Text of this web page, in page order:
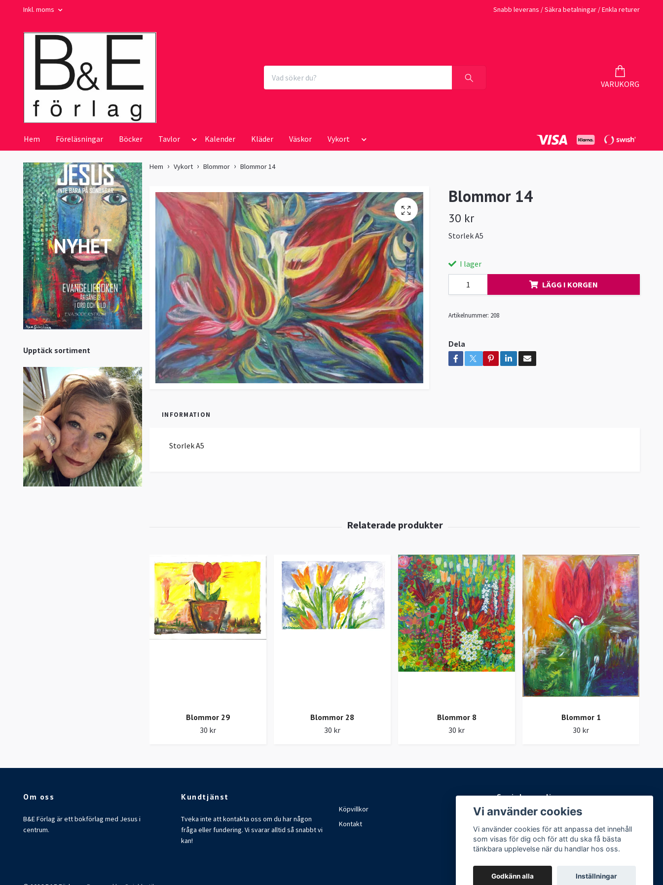
Inkl. moms Snabb leverans / Säkra betalningar / Enkla returer
VARUKORG
Hem Föreläsningar Böcker Tavlor Kalender Kläder Väskor Vykort
NYHET
Upptäck sortiment
Hem Vykort Blommor Blommor 14
Blommor 14
30 kr
Storlek A5
I lager
LÄGG I KORGEN
Artikelnummer: 208
Dela
INFORMATION
Storlek A5
Blommor 29
30 kr
Blommor 28
30 kr
Blommor 8
30 kr
Blommor 1
30 kr
Om oss
B&E Förlag är ett bokförlag med Jesus i
centrum.
Kundtjänst
Tveka inte att kontakta oss om du har någon
fråga eller fundering. Vi svarar alltid så snabbt vi
kan!
Köpvillkor
Kontakt
Sociala medier
Facebook
Instagram
Vi använder cookies
Vi använder cookies för att anpassa det innehåll
som visas för dig och för att du ska få bästa
tänkbara upplevelse när du handlar hos oss.
Godkänn alla Inställningar